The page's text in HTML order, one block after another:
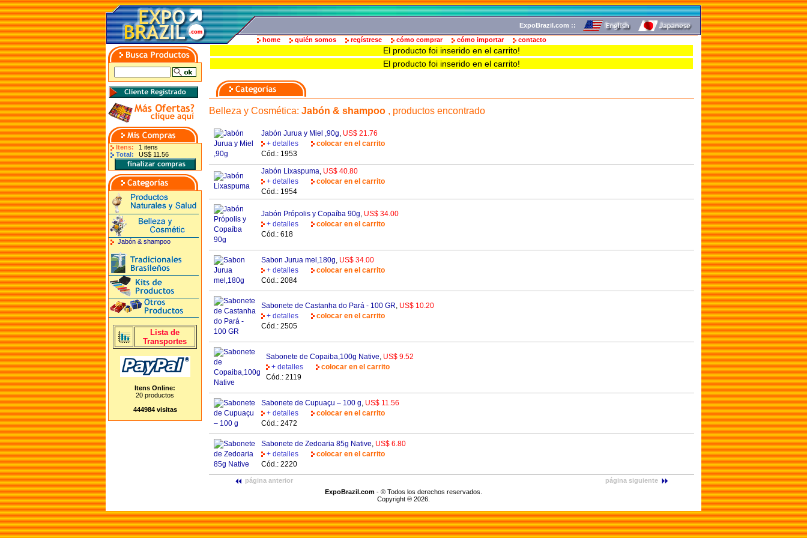
ExpoBrazil.com ::
home quién somos regístrese cómo comprar cómo importar contacto
Itens:
1 itens
Total:
US$ 11.56
Jabón & shampoo
Lista de
Transportes
Itens Online:
20 productos
444984 visitas
El producto foi inserido en el carrito!
El producto foi inserido en el carrito!
Belleza y Cosmética: Jabón & shampoo , productos encontrado
Jabón Jurua y Miel ,90g, US$ 21.76
+ detalles
colocar en el carrito
Cód.: 1953
Jabón Lixaspuma, US$ 40.80
+ detalles
colocar en el carrito
Cód.: 1954
Jabón Própolis y Copaíba 90g, US$ 34.00
+ detalles
colocar en el carrito
Cód.: 618
Sabon Jurua mel,180g, US$ 34.00
+ detalles
colocar en el carrito
Cód.: 2084
Sabonete de Castanha do Pará - 100 GR, US$ 10.20
+ detalles
colocar en el carrito
Cód.: 2505
Sabonete de Copaiba,100g Native, US$ 9.52
+ detalles
colocar en el carrito
Cód.: 2119
Sabonete de Cupuaçu – 100 g, US$ 11.56
+ detalles
colocar en el carrito
Cód.: 2472
Sabonete de Zedoaria 85g Native, US$ 6.80
+ detalles
colocar en el carrito
Cód.: 2220
página anterior
página siguiente
ExpoBrazil.com - ® Todos los derechos reservados.
Copyright ® 2026.